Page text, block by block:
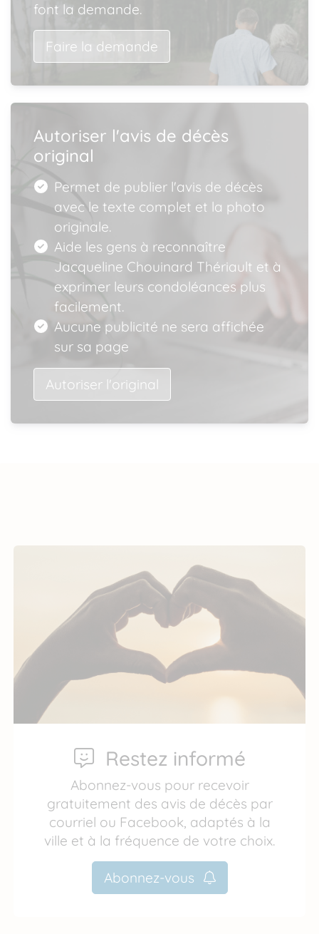
font la demande.
Faire la demande
Autoriser l'avis de décès
original
Permet de publier l'avis de décès
avec le texte complet et la photo
originale.
Aide les gens à reconnaître
Jacqueline Chouinard Thériault et à
exprimer leurs condoléances plus
facilement.
Aucune publicité ne sera affichée
sur sa page
Autoriser l'original
Restez informé
Abonnez-vous pour recevoir
gratuitement des avis de décès par
courriel ou Facebook, adaptés à la
ville et à la fréquence de votre choix.
Abonnez-vous